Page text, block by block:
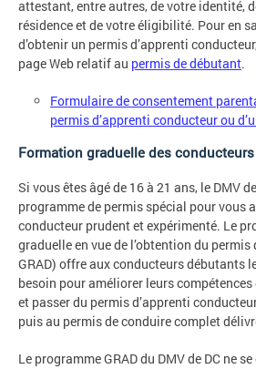
attestant, entre autres, de votre identité,
résidence et de votre éligibilité. Pour en
d’obtenir un permis d’apprenti
page Web relatif au permis de débutant.
Formulaire de consentement
permis d’apprenti conducteur ou
Formation graduelle des conducteurs
Si vous êtes âgé de 16 à 21 ans, le DMV
programme de permis spécial pour vous
conducteur prudent et expérimenté. Le
graduelle en vue de l’obtention du
GRAD) offre aux conducteurs débutants
besoin pour améliorer leurs
et passer du permis d’apprenti
puis au permis de conduire complet
Le programme GRAD du DMV de DC ne